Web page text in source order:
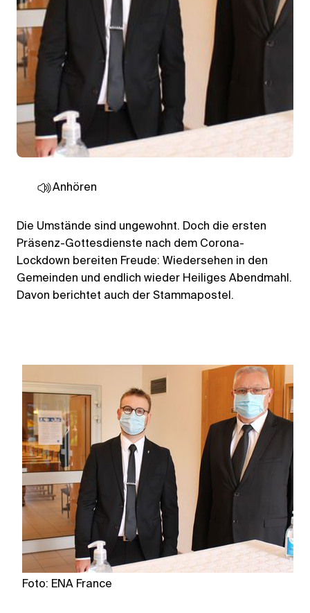
Anhören
Die Umstände sind ungewohnt. Doch die ersten
Präsenz-Gottesdienste nach dem Corona-
Lockdown bereiten Freude: Wiedersehen in den
Gemeinden und endlich wieder Heiliges Abendmahl.
Davon berichtet auch der Stammapostel.
Foto: ENA France